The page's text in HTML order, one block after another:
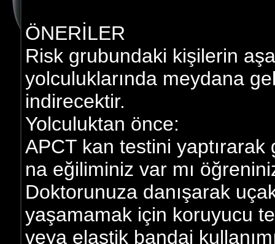
ÖNERİLER
Risk grubundaki kişilerin
yolculuklarında meydana
indirecektir.
Yolculuktan önce:
APCT kan testini
na eğiliminiz var mı
Doktorunuza danışarak
yaşamamak için koruyucu
veya elastik bandaj